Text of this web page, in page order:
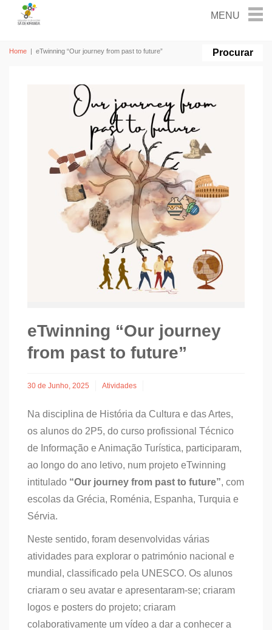
Home | eTwinning “Our journey from past to future”
eTwinning “Our journey
from past to future”
30 de Junho, 2025 Atividades
Na disciplina de História da Cultura e das Artes,
os alunos do 2P5, do curso profissional Técnico
de Informação e Animação Turística, participaram,
ao longo do ano letivo, num projeto eTwinning
intitulado “Our journey from past to future”, com
escolas da Grécia, Roménia, Espanha, Turquia e
Sérvia.
Neste sentido, foram desenvolvidas várias
atividades para explorar o património nacional e
mundial, classificado pela UNESCO. Os alunos
criaram o seu avatar e apresentaram-se; criaram
logos e posters do projeto; criaram
colaborativamente um vídeo a dar a conhecer a